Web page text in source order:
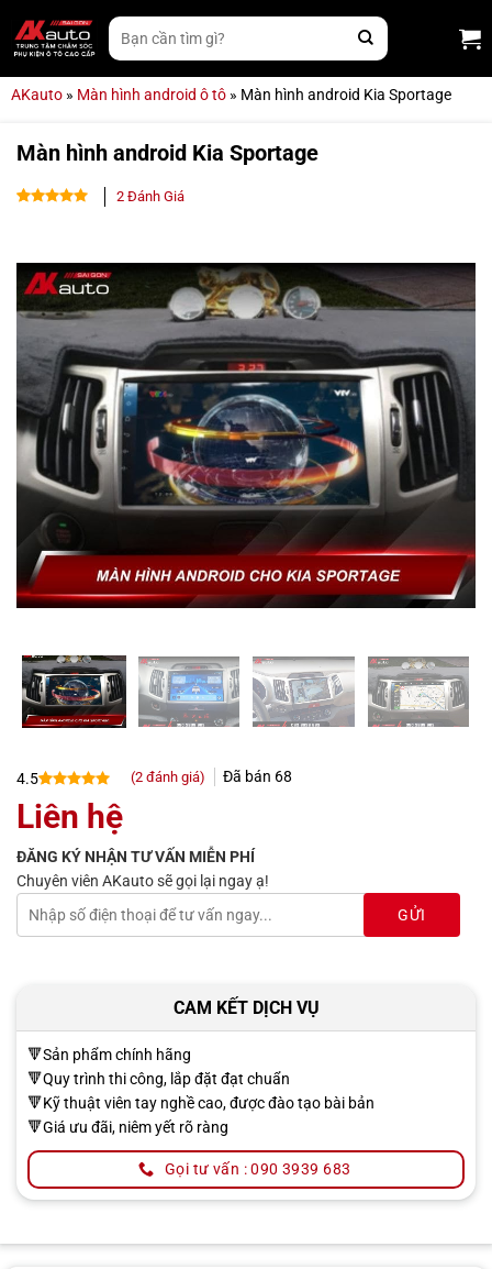
qua
nội
Tìm
kiếm:
AKauto » Màn hình android ô tô » Màn hình android Kia Sportage
Màn hình android Kia Sportage
giá
2Đánh Giá
4.5
4.5
trên 5
dựa trên
2
(2đánh giá) Đã bán 68
Liên hệ
ĐĂNG KÝ NHẬN TƯ VẤN MIỄN PHÍ
Chuyên viên AKauto sẽ gọi lại ngay ạ!
CAM KẾT DỊCH VỤ
🔻Sản phẩm chính hãng
🔻Quy trình thi công, lắp đặt đạt chuẩn
🔻Kỹ thuật viên tay nghề cao, được đào tạo bài bản
🔻Giá ưu đãi, niêm yết rõ ràng
Gọi tư vấn : 090 3939 683